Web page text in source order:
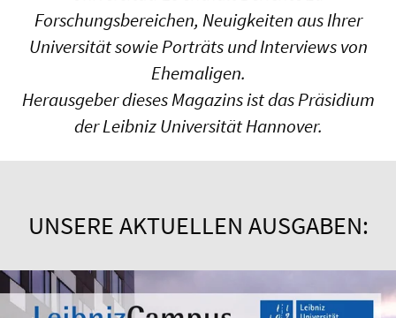
Forschungsbereichen, Neuigkeiten aus Ihrer
Universität sowie Porträts und Interviews von
Ehemaligen.
Herausgeber dieses Magazins ist das Präsidium
der Leibniz Universität Hannover.
UNSERE AKTUELLEN AUSGABEN: